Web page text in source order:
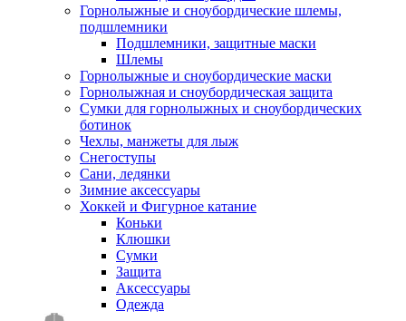
Горнолыжные и сноубордические шлемы,
подшлемники
Подшлемники, защитные маски
Шлемы
Горнолыжные и сноубордические маски
Горнолыжная и сноубордическая защита
Сумки для горнолыжных и сноубордических
ботинок
Чехлы, манжеты для лыж
Снегоступы
Сани, ледянки
Зимние аксессуары
Хоккей и Фигурное катание
Коньки
Клюшки
Сумки
Защита
Аксессуары
Одежда